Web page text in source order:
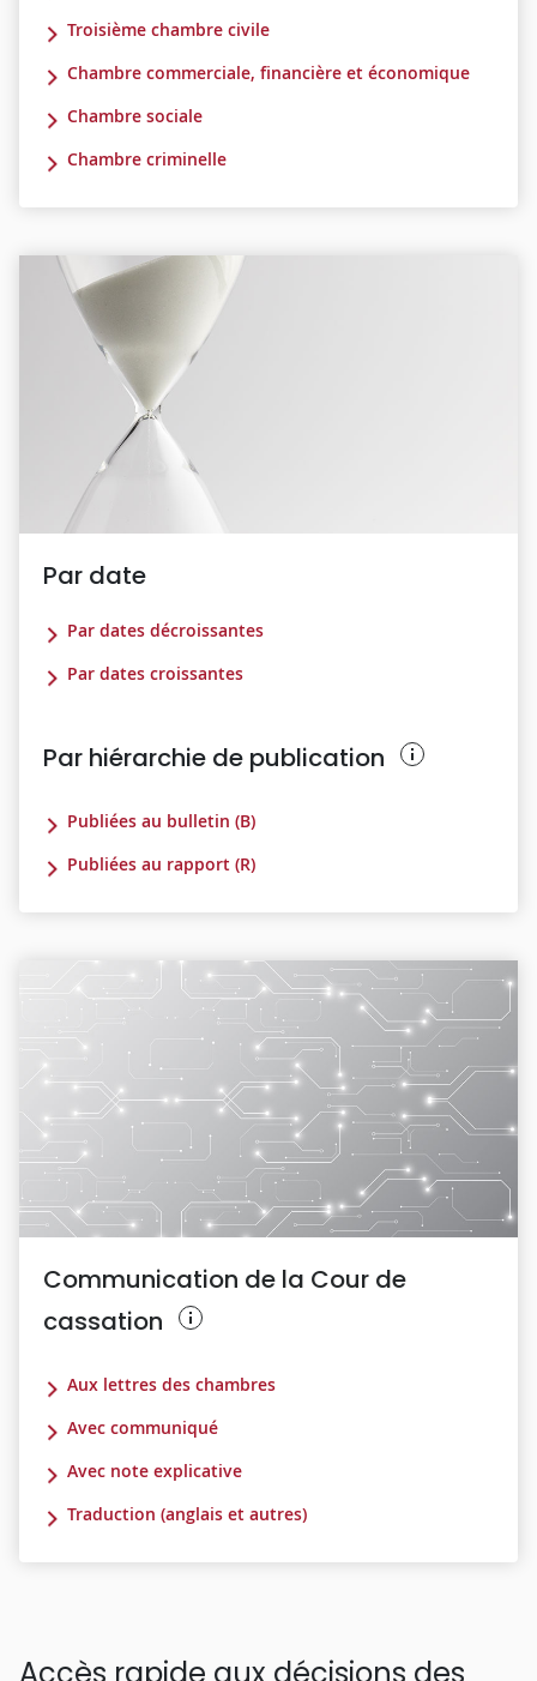
Troisième chambre civile
Chambre commerciale, financière et économique
Chambre sociale
Chambre criminelle
Par date
Par dates décroissantes
Par dates croissantes
Par hiérarchie de publication
Publiées au bulletin (B)
Publiées au rapport (R)
Communication de la Cour de
cassation
Aux lettres des chambres
Avec communiqué
Avec note explicative
Traduction (anglais et autres)
Accès rapide aux décisions des